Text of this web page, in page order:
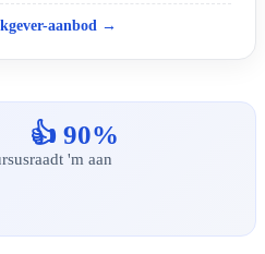
aanbod →
👍 90%
raadt 'm aan